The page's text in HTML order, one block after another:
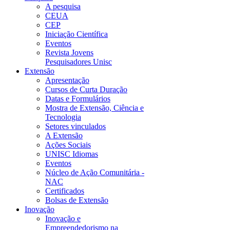
A pesquisa
CEUA
CEP
Iniciação Científica
Eventos
Revista Jovens
Pesquisadores Unisc
Extensão
Apresentação
Cursos de Curta Duração
Datas e Formulários
Mostra de Extensão, Ciência e
Tecnologia
Setores vinculados
A Extensão
Ações Sociais
UNISC Idiomas
Eventos
Núcleo de Ação Comunitária -
NAC
Certificados
Bolsas de Extensão
Inovação
Inovação e
Empreendedorismo na